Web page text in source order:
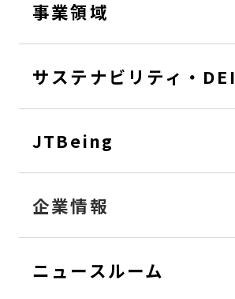
事業領域
サステナビリティ・
JTBeing
企業情報
ニュースルーム